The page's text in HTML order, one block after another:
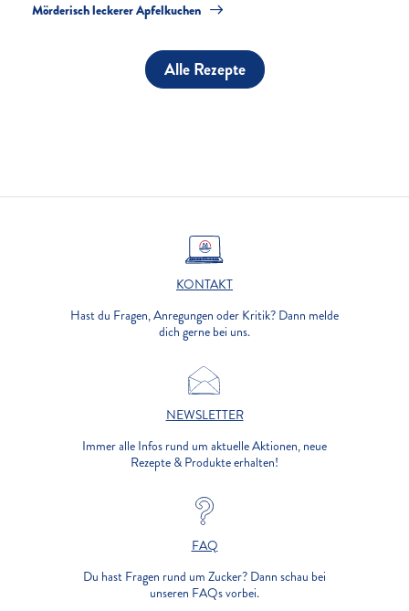
Mörderisch leckerer Apfelkuchen
Alle Rezepte
KONTAKT
Hast du Fragen, Anregungen oder Kritik? Dann melde
dich gerne bei uns.
NEWSLETTER
Immer alle Infos rund um aktuelle Aktionen, neue
Rezepte & Produkte erhalten!
FAQ
Du hast Fragen rund um Zucker? Dann schau bei
unseren FAQs vorbei.